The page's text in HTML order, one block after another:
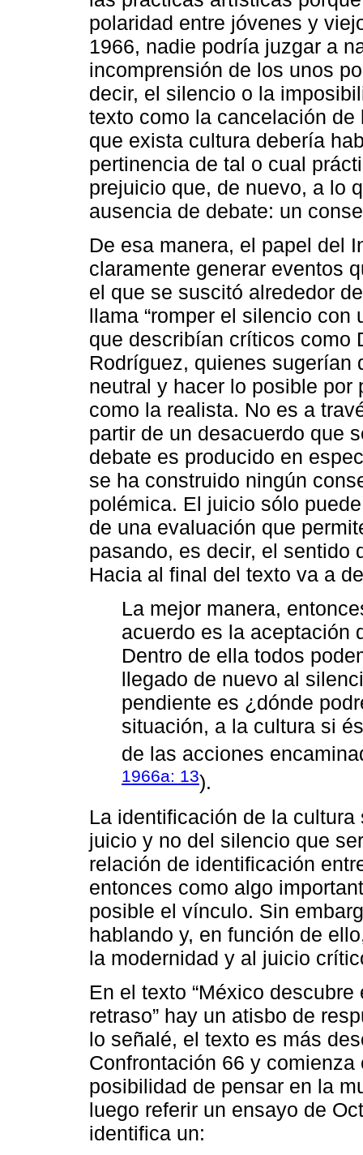
polaridad entre jóvenes y
1966, nadie podría juzgar a
incomprensión de los unos
decir, el silencio o la
texto como la cancelación
que exista cultura debería
pertinencia de tal o cual
prejuicio que, de nuevo, a lo
ausencia de debate: un
De esa manera, el papel del
claramente generar eventos
el que se suscitó alrededor
llama “romper el silencio con
que describían críticos como
Rodríguez, quienes sugerían
neutral y hacer lo posible por
como la realista. No es a
partir de un desacuerdo que
debate es producido en
se ha construido ningún
polémica. El juicio sólo
de una evaluación que
pasando, es decir, el sentido
Hacia al final del texto va a
La mejor manera,
acuerdo es la aceptación
Dentro de ella todos
llegado de nuevo al
pendiente es ¿dónde
situación, a la cultura si
de las acciones
1966a: 13).
La identificación de la
juicio y no del silencio que
relación de identificación
entonces como algo
posible el vínculo. Sin
hablando y, en función de
la modernidad y al juicio
En el texto “México
retraso” hay un atisbo de
lo señalé, el texto es más
Confrontación 66 y
posibilidad de pensar en la
luego referir un ensayo de
identifica un: